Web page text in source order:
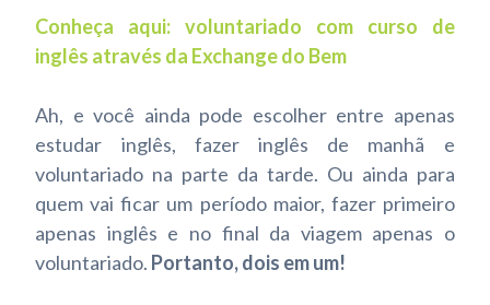
Conheça aqui: voluntariado com curso de
inglês através da Exchange do Bem
Ah, e você ainda pode escolher entre apenas
estudar inglês, fazer inglês de manhã e
voluntariado na parte da tarde. Ou ainda para
quem vai ficar um período maior, fazer primeiro
apenas inglês e no final da viagem apenas o
voluntariado. Portanto, dois em um!